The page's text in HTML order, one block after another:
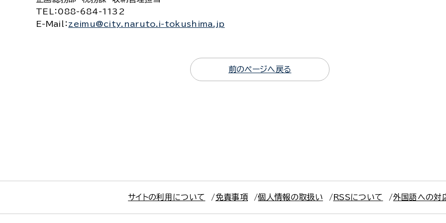
TEL
：088-684-1132
E-Mail
： zeimu@city.naruto.i-tokushima.jp
前のページへ戻る
サイトの利用について 免責事項 個人情報の取扱い RSSについて 外国語への対